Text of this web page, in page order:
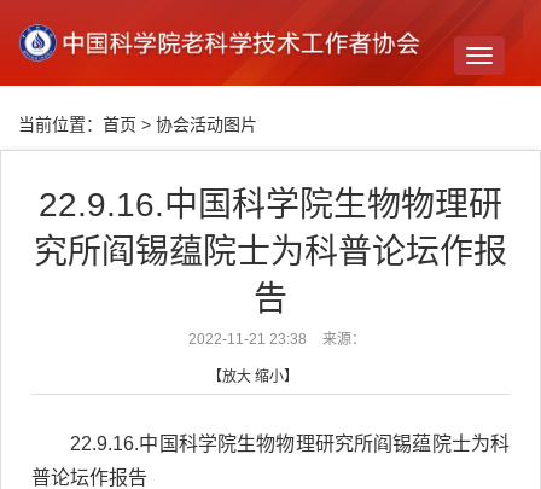
Toggle
当前位置： 首页 > 协会活动图片
22.9.16.中国科学院生物物理研
究所阎锡蕴院士为科普论坛作报
告
2022-11-21 23:38 来源：
【放大 缩小】
22.9.16.中国科学院生物物理研究所阎锡蕴院士为科
普论坛作报告